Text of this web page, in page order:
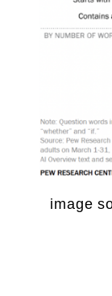
image